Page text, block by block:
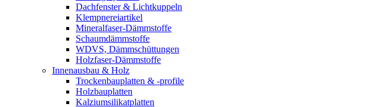
Dachfenster & Lichtkuppeln
Klempnereiartikel
Mineralfaser-Dämmstoffe
Schaumdämmstoffe
WDVS, Dämmschüttungen
Holzfaser-Dämmstoffe
Innenausbau & Holz
Trockenbauplatten & -profile
Holzbauplatten
Kalziumsilikatplatten